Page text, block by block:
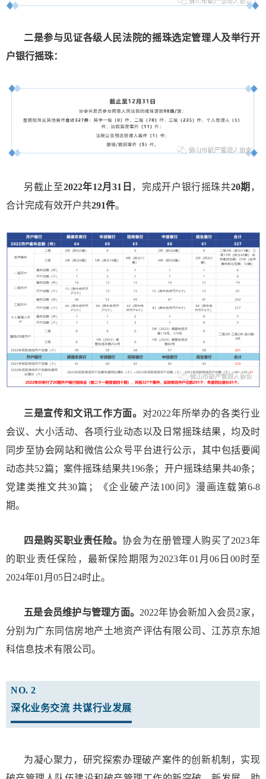
二是参与见证各级人民法院的摇珠选定管理人及举行开
户银行摇珠：
另截止至2022年12月31日 ，完成开户银行摇珠共20期 ，
合计完成有效开户共291件。
三是宣传和文讯工作方面。 对2022年所举办的各类行业
会议、大小活动、各项行业动态以及日常摇珠结果，均及时
同步至协会网站和微信公众号平台进行公示，其中包括要闻
动态共52篇；案件摇珠结果共196条；开户摇珠结果共40条；
党建类推文共30篇；《企业破产法100问》漫画连载第6-8
期。
四是购买职业责任险。协会为在册管理人购买了2023年
的职业责任保险，最新保险期限为2023年01月06日00时至
2024年01月05日24时止。
五是会员维护与管理方面。 2022年协会新加入会员2家，
分别为广东同信房地产土地资产评估有限公司、江苏京东旭
科信息技术有限公司。
NO. 2
深化业务交流共谋行业发展
为凝心聚力，研究探索办理破产案件的创新机制，实现